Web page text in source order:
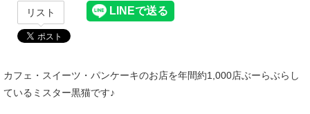
リスト
カフェ・スイーツ・パンケーキのお店を年間約1,000店ぶーらぶらし
ているミスター黒猫です♪